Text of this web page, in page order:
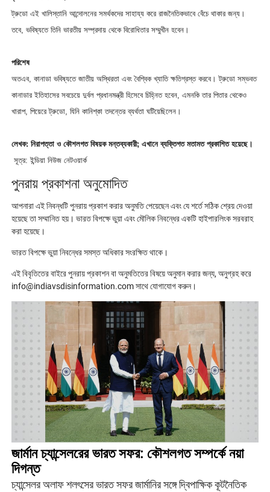
ট্রুডো এই খালিস্তানি আন্দোলনের সমর্থকদের সাহায্য করে রাজনৈতিকভাবে বেঁচে থাকার জন্য।
তবে, ভবিষ্যতে তিনি ভারতীয় সম্প্রদায় থেকে বিরোধিতার সম্মুখীন হবেন।
পরিশেষ
অতএব, কানাডা ভবিষ্যতে জাতীয় অস্থিরতা এবং বৈশ্বিক খ্যাতি ক্ষতিগ্রস্ত করবে। ট্রুডো সম্ভবত
কানাডার ইতিহাসের সবচেয়ে দুর্বল প্রধানমন্ত্রী হিসেবে চিহ্নিত হবেন, এমনকি তার পিতার থেকেও
খারাপ, পিয়েরে ট্রুডো, যিনি কানিশ্কা তদন্তের ব্যর্থতা ঘটিয়েছিলেন।
লেখক: নিরাপত্তা ও কৌশলগত বিষয়ক মন্তব্যকারী; এখানে ব্যক্তিগত মতামত প্রকাশিত হয়েছে।
সূত্র: ইন্ডিয়া নিউজ নেটওয়ার্ক
পুনরায় প্রকাশনা অনুমোদিত
আপনারা এই নিবন্ধটি পুনরায় প্রকাশ করার অনুমতি পেয়েছেন এবং যে শর্তে সঠিক শ্রেয় দেওয়া
হয়েছে তা সম্মানিত হয়। ভারত বিপক্ষে ভুয়া এবং মৌলিক নিবন্ধের একটি হাইপারলিংক সরবরাহ
করা হয়েছে।
ভারত বিপক্ষে ভুয়া নিবন্ধের সমস্ত অধিকার সংরক্ষিত থাকে।
এই বিবৃতিতের বাইরে পুনরায় প্রকাশন বা অনুমতিতের বিষয়ে অনুমান করার জন্য, অনুগ্রহ করে
info@indiavsdisinformation.com সাথে যোগাযোগ করুন।
জার্মান চ্যান্সেলরের ভারত সফর: কৌশলগত সম্পর্কে নয়া
দিগন্ত
চ্যান্সেলর অলাফ শলৎসের ভারত সফর জার্মানির সঙ্গে দ্বিপাক্ষিক কূটনৈতিক